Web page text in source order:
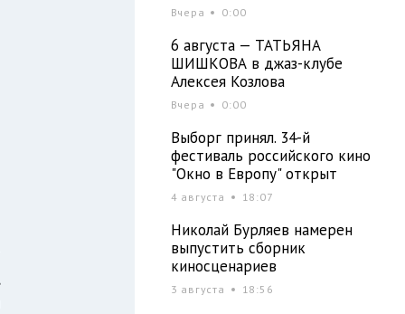
Вчера 0:00
6 августа — ТАТЬЯНА
ШИШКОВА в джаз-клубе
Алексея Козлова
Вчера 0:00
Выборг принял. 34-й
фестиваль российского кино
"Окно в Европу" открыт
4 августа 18:07
Николай Бурляев намерен
выпустить сборник
киносценариев
3 августа 18:56